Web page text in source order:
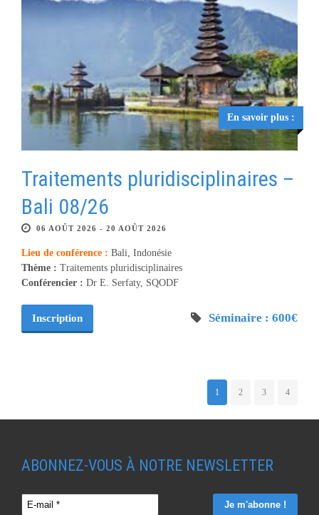
En savoir plus :
Traitements pluridisciplinaires –
Bali 08/26
06 AOÛT 2026 - 20 AOÛT 2026
Lieu de conférence : Bali, Indonésie
Thème : Traitements pluridisciplinaires
Conférencier : Dr E. Serfaty, SQODF
Inscription Séminaire : 600€
1 2 3 4
ABONNEZ-VOUS À NOTRE NEWSLETTER